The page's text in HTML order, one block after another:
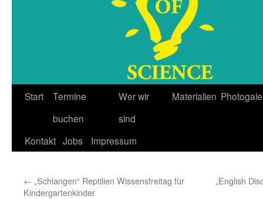
Zum
springen
Start
Termine
buchen
Wer wir
sind
Materialien
Kontakt Jobs Impressum
← „Schlangen“ Reptilien Wissensfreitag für
Kindergartenkinder
„English